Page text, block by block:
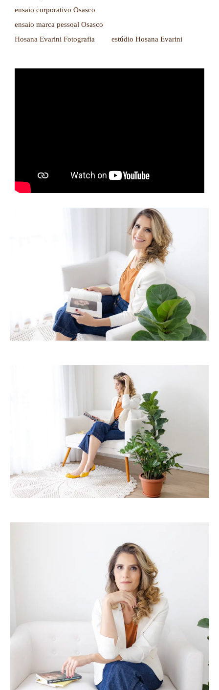
ensaio corporativo Osasco
ensaio marca pessoal Osasco
Hosana Evarini Fotografia
estúdio Hosana Evarini